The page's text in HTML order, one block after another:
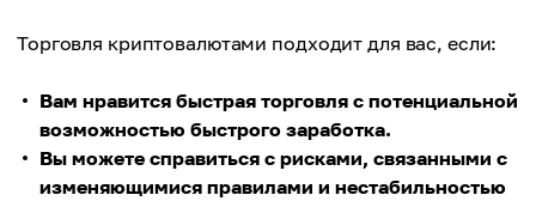
Торговля криптовалютами подходит для вас, если:
Вам нравится быстрая торговля с потенциальной
возможностью быстрого заработка.
Вы можете справиться с рисками, связанными с
изменяющимися правилами и нестабильностью